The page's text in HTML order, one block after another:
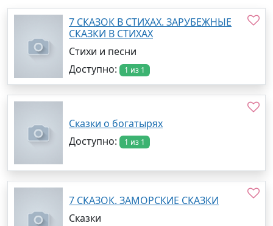
7 СКАЗОК В СТИХАХ. ЗАРУБЕЖНЫЕ
СКАЗКИ В СТИХАХ
Стихи и песни
Доступно:
1 из 1
Сказки о богатырях
Доступно:
1 из 1
7 СКАЗОК. ЗАМОРСКИЕ СКАЗКИ
Сказки